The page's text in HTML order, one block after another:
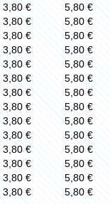
3,80 € 5,80 €
3,80 € 5,80 €
3,80 € 5,80 €
3,80 € 5,80 €
3,80 € 5,80 €
3,80 € 5,80 €
3,80 € 5,80 €
3,80 € 5,80 €
3,80 € 5,80 €
3,80 € 5,80 €
3,80 € 5,80 €
3,80 € 5,80 €
3,80 € 5,80 €
3,80 € 5,80 €